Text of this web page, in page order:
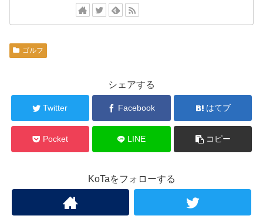
ゴルフ
シェアする
Twitter Facebook はてブ
Pocket LINE コピー
KoTaをフォローする